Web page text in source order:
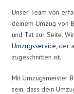
Unser Team von
deinem Umzug von
und Tat zur Seite.
Umzugsservice, der
zugeschnitten ist.
Mit Umzugsmeister
sein, dass dein